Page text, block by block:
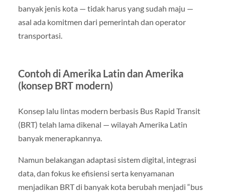
banyak jenis kota — tidak harus yang sudah maju —
asal ada komitmen dari pemerintah dan operator
transportasi.
Contoh di Amerika Latin dan Amerika
(konsep BRT modern)
Konsep lalu lintas modern berbasis Bus Rapid Transit
(BRT) telah lama dikenal — wilayah Amerika Latin
banyak menerapkannya.
Namun belakangan adaptasi sistem digital, integrasi
data, dan fokus ke efisiensi serta kenyamanan
menjadikan BRT di banyak kota berubah menjadi “bus